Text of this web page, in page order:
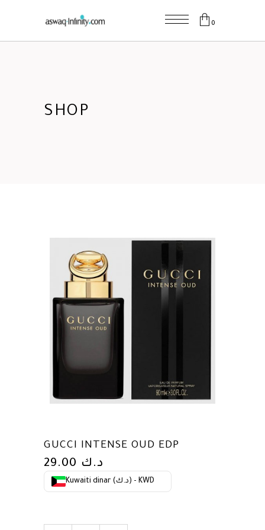
0
SHOP
GUCCI INTENSE OUD EDP
د.ك
Kuwaiti dinar (د.ك) - KWD